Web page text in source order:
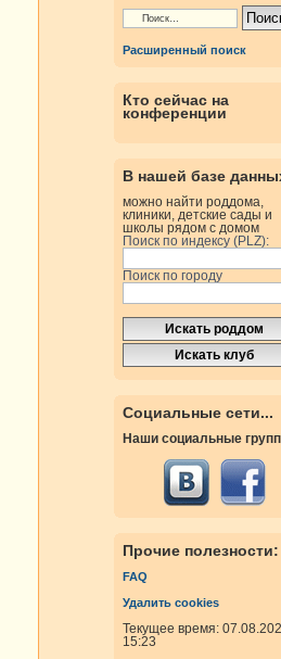
Расширенный поиск
Кто сейчас на
конференции
В нашей базе
можно найти роддома,
клиники, детские сады и
школы рядом с домом
Поиск по индексу (PLZ):
Поиск по городу
Социальные сети...
Наши социальные
Прочие полезности:
FAQ
Удалить cookies
Текущее время:
15:23